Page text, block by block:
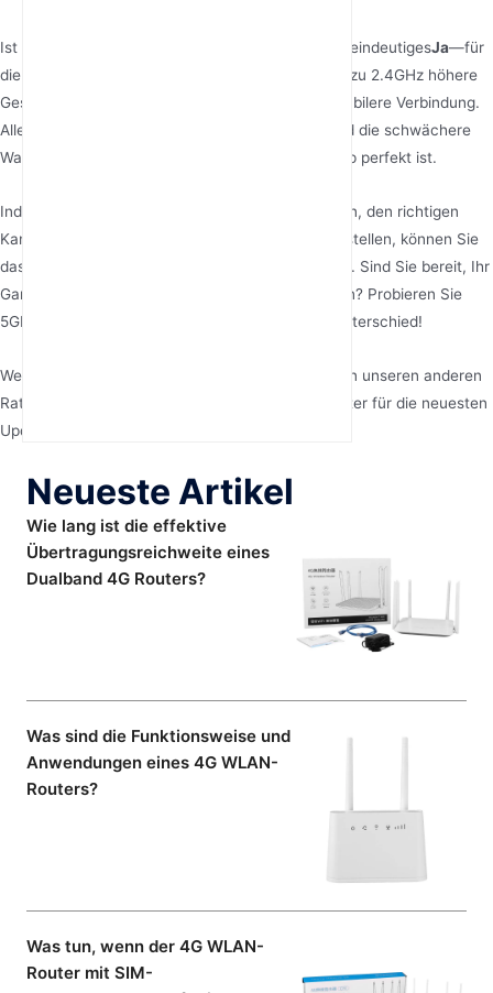
Ist 5GHz also gut für Gaming? Die Antwort ist ein eindeutigesJa—für
die meisten Gamer bietet 5GHz WiFi im Vergleich zu 2.4GHz höhere
Geschwindigkeiten, geringere Latenz und eine stabilere Verbindung.
Allerdings bedeuten die begrenzte Reichweite und die schwächere
Wanddurchdringung, dass es nicht für jedes Setup perfekt ist.
Indem Sie die Platzierung Ihres Routers optimieren, den richtigen
Kanal wählen und die Gerätekompatibilität sicherstellen, können Sie
das Beste aus 5GHz WiFi für Gaming herausholen. Sind Sie bereit, Ihr
Gaming-Erlebnis auf das nächste Level zu bringen? Probieren Sie
5GHz aus und überzeugen Sie sich selbst vom Unterschied!
Weitere Tipps zu Gaming und Technik finden Sie in unseren anderen
Ratgebern, oder abonnieren Sie unseren Newsletter für die neuesten
Updates. Auf ins Spiel!
Neueste Artikel
Wie lang ist die effektive
Übertragungsreichweite eines
Dualband 4G Routers?
Was sind die Funktionsweise und
Anwendungen eines 4G WLAN-
Routers?
Was tun, wenn der 4G WLAN-
Router mit SIM-